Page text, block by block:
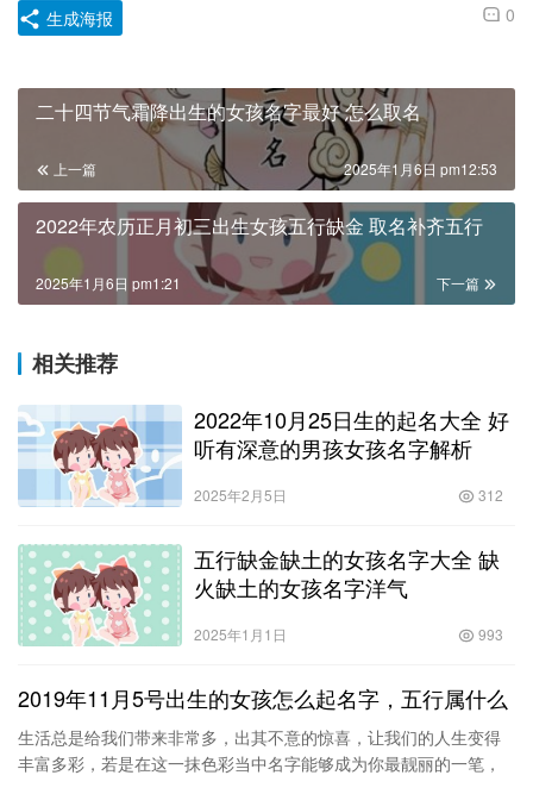
0
生成海报
二十四节气霜降出生的女孩名字最好 怎么取名
上一篇 2025年1月6日 pm12:53
2022年农历正月初三出生女孩五行缺金 取名补齐五行
下一篇
2025年1月6日 pm1:21
相关推荐
2022年10月25日生的起名大全 好
听有深意的男孩女孩名字解析
2025年2月5日 312
五行缺金缺土的女孩名字大全 缺
火缺土的女孩名字洋气
2025年1月1日 993
2019年11月5号出生的女孩怎么起名字，五行属什么
生活总是给我们带来非常多，出其不意的惊喜，让我们的人生变得
丰富多彩，若是在这一抹色彩当中名字能够成为你最靓丽的一笔，